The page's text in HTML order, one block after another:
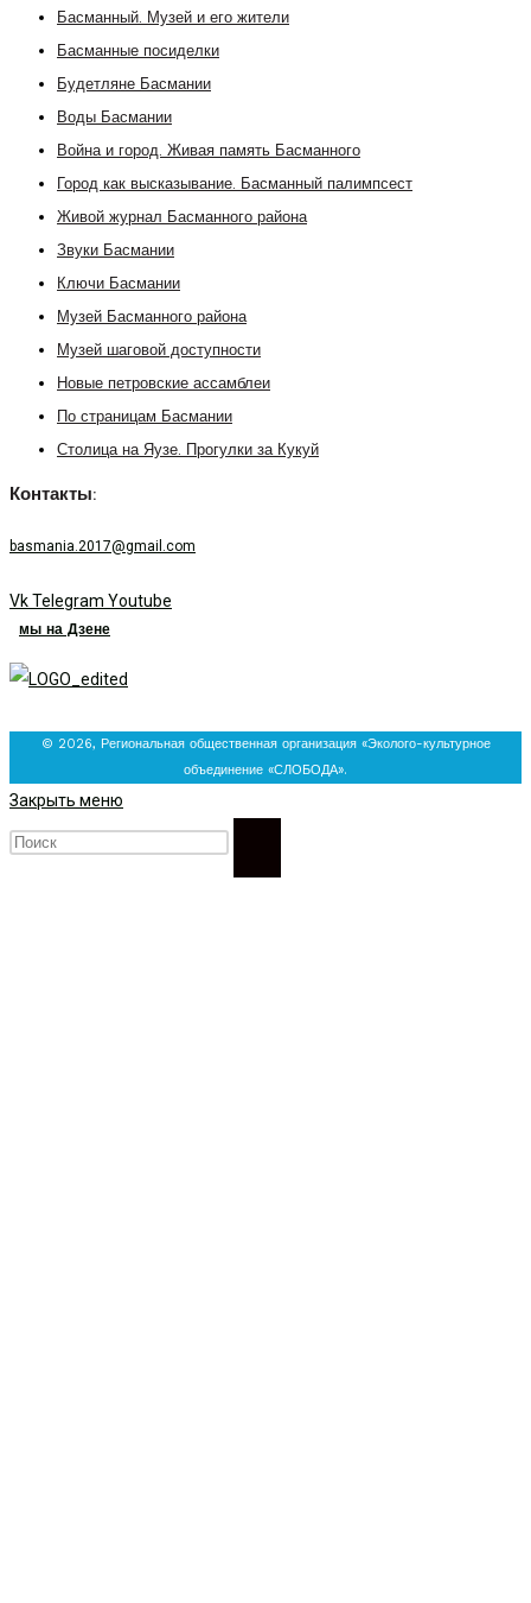
Басманный. Музей и его жители
Басманные посиделки
Будетляне Басмании
Воды Басмании
Война и город. Живая память Басманного
Город как высказывание. Басманный палимпсест
Живой журнал Басманного района
Звуки Басмании
Ключи Басмании
Музей Басманного района
Музей шаговой доступности
Новые петровские ассамблеи
По страницам Басмании
Столица на Яузе. Прогулки за Кукуй
Контакты:
basmania.2017@gmail.com
VkTelegram Youtube
мы на Дзене
© 2026, Региональная общественная организация «Эколого-культурное
объединение «СЛОБОДА».
Закрыть меню